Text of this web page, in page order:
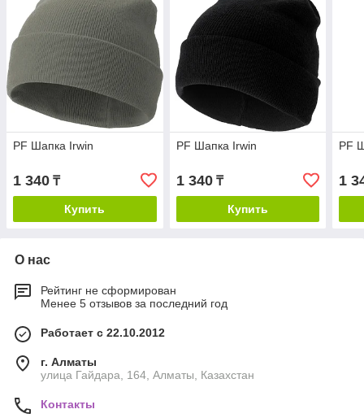
PF Шапка Irwin
1 340 ₸
Купить
PF Шапка Irwin
1 340₸
Купить
PF
1
О нас
Рейтинг не сформирован
Менее 5 отзывов за последний год
Работает с 22.10.2012
г. Алматы
улица Гайдара, 164, Алматы, Казахстан
Контакты